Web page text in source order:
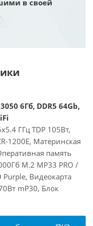
в своей
6Гб, DDR5 64Gb,
ГГц TDP 105Вт,
1200E, Материнская
память
M.2 MP33 PRO /
Purple, Видеокарта
mP30, Блок